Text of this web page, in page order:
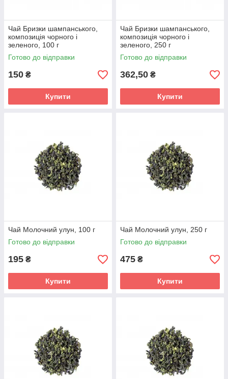
Чай Бризки шампанського,
композиція чорного і
зеленого, 100 г
Готово до відправки
150 ₴
Купити
Чай Бризки шампанського,
композиція чорного і
зеленого, 250 г
Готово до відправки
362,50 ₴
Купити
Чай Молочний улун, 100 г
Готово до відправки
195 ₴
Купити
Чай Молочний улун, 250 г
Готово до відправки
475 ₴
Купити